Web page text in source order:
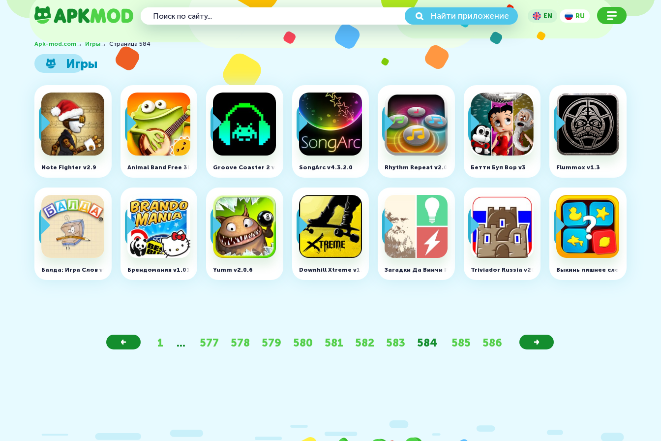
Найти приложение EN RU
Apk-mod.com→Игры→Страница 584
Игры
Note Fighter v2.9 Animal Band Free 3D Music Toy v1.0.3Groove Coaster 2 v1.0.16 SongArc v4.3.2.0 Rhythm Repeat v2.0 Бетти Буп Bop v3 Flummox v1.3
Балда: Игра Слов v55 Брендомания v1.01 Yumm v2.0.6 Downhill Xtreme v1.0.5 (MOD, много денег)Загадки Да Винчи Pro: Викторина v1.1.1Triviador Russia v20190416Выкинь лишнее слово v1.2.3
1 ... 577 578 579 580 581 582 583 584 585 586